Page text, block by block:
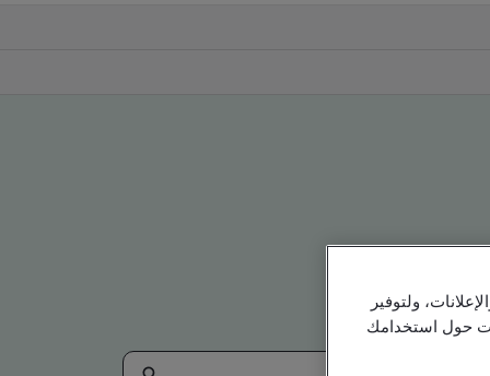
ولتوفير
حول استخدامك